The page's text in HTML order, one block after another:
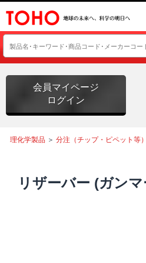
会員マイページ
ログイン
理化学製品 ＞ 分注（チップ・ピペット等）
リザーバー (ガン